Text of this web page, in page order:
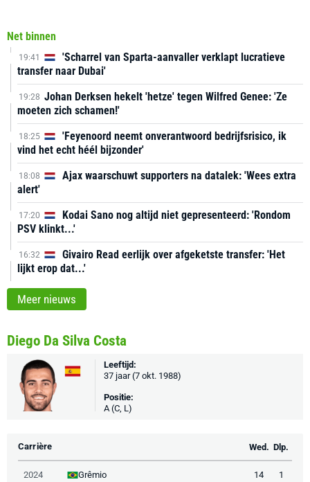
Net binnen
19:41
'Scharrel van Sparta-aanvaller verklapt lucratieve
transfer naar Dubai'
19:28 Johan Derksen hekelt 'hetze' tegen Wilfred Genee: 'Ze
moeten zich schamen!'
18:25
'Feyenoord neemt onverantwoord bedrijfsrisico, ik
vind het echt héél bijzonder'
18:08
Ajax waarschuwt supporters na datalek: 'Wees extra
alert'
17:20
Kodai Sano nog altijd niet gepresenteerd: 'Rondom
PSV klinkt...'
16:32
Givairo Read eerlijk over afgeketste transfer: 'Het
lijkt erop dat...'
Meer nieuws
Diego Da Silva Costa
Leeftijd:
37 jaar (7 okt. 1988)
Positie:
A (C, L)
Carrière Wed. Dlp.
2024 Grêmio 14 1